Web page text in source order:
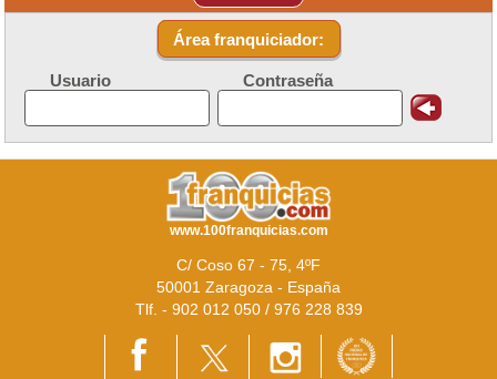
Área franquiciador:
Usuario Contraseña
www.100franquicias.com
C/ Coso 67 - 75, 4ºF
50001 Zaragoza - España
Tlf. - 902 012 050 / 976 228 839